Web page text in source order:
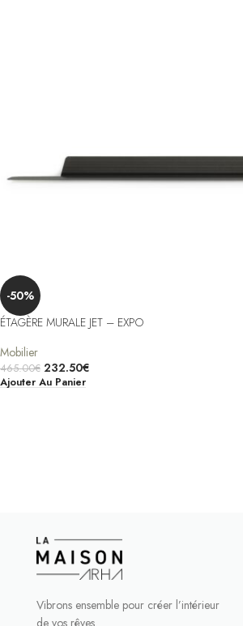
-50%
ÉTAGÈRE MURALE JET – EXPO
Mobilier
465.00€ 232.50€
Ajouter Au Panier
Vibrons ensemble pour créer l’intérieur
de vos rêves.